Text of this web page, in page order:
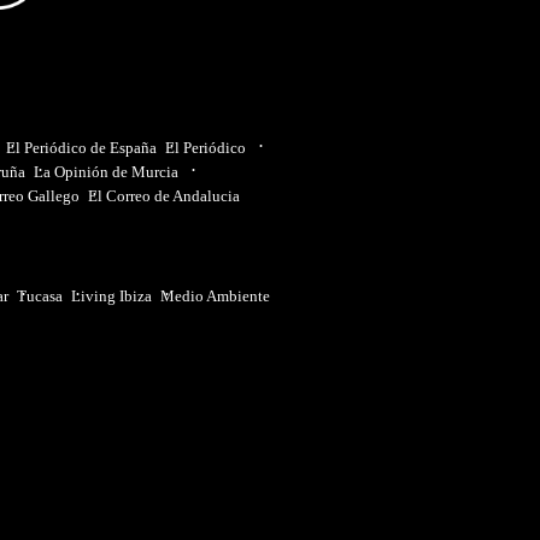
El Periódico de España El Periódico
La Opinión de Murcia
Gallego El Correo de Andalucia
Tucasa Living Ibiza Medio Ambiente